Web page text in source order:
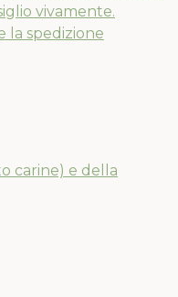
vivamente.
la spedizione
carine) e della